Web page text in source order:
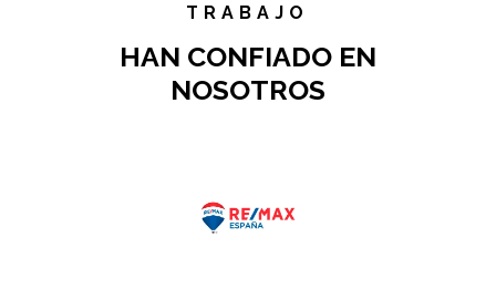
TRABAJO
HAN CONFIADO EN
NOSOTROS